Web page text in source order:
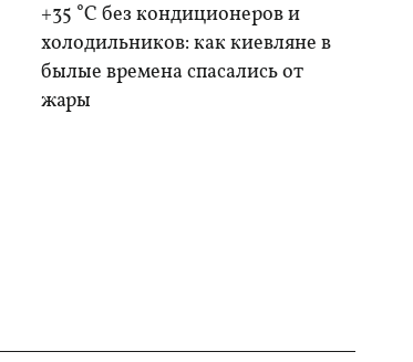
+35 °C без кондиционеров и
холодильников: как киевляне в
былые времена спасались от
жары